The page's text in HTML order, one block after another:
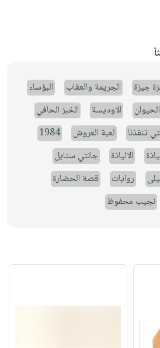
جيزة الجريمة والعقاب
البؤساء
الاوديسة
الخبز الحافي
تنقذنا لعبة العروش
1984
الالياذة
جانتي ستايل
روايات
قصة الحضارة
نجيب محفوظ